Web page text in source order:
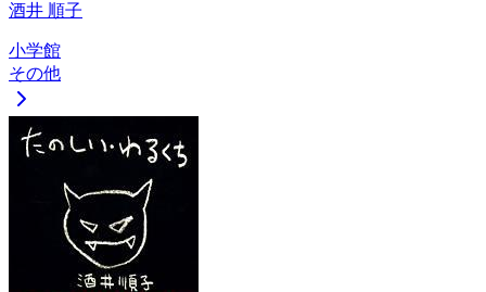
酒井 順子
小学館
その他